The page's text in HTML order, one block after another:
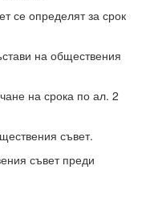
се определят за срок
на обществения
на срока по ал. 2
съвет.
съвет преди